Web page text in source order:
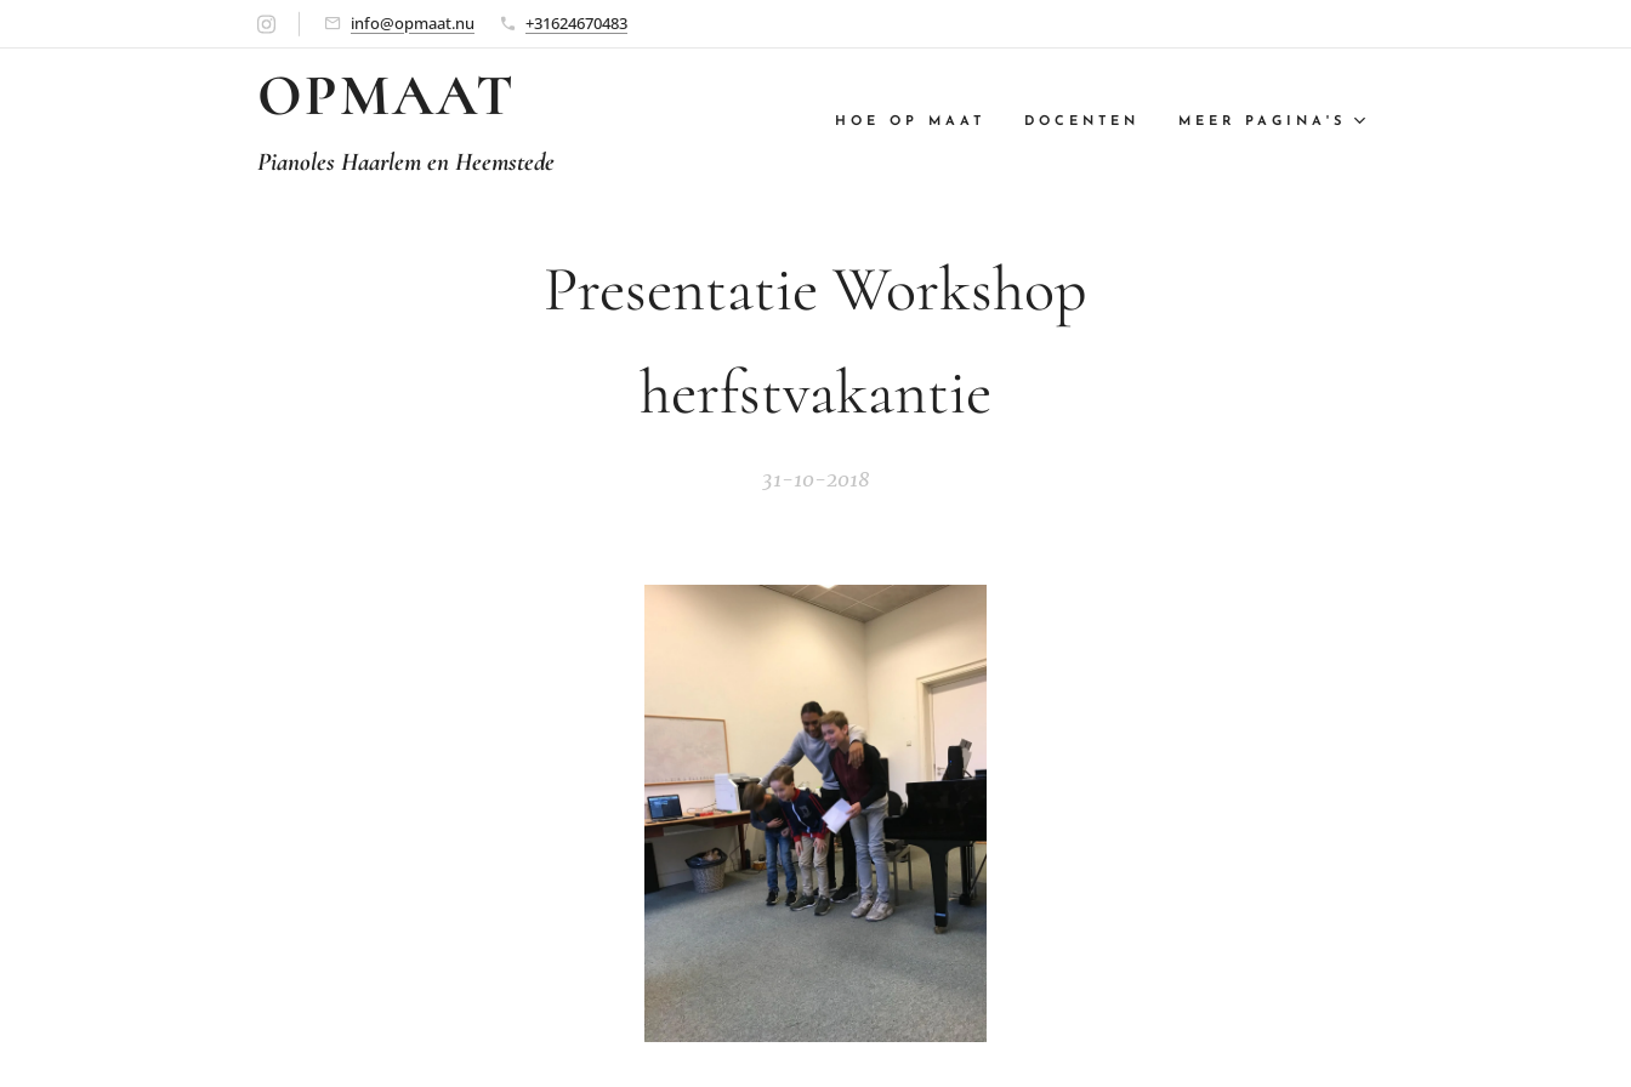
info@opmaat.nu +31624670483
OPMAAT
Pianoles Haarlem en Heemstede
HOE OP MAAT DOCENTEN MEER PAGINA'S
Presentatie Workshop
herfstvakantie
31-10-2018